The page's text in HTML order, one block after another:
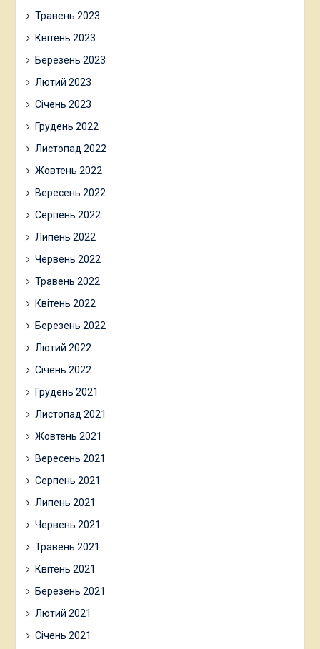
Травень 2023
Квітень 2023
Березень 2023
Лютий 2023
Січень 2023
Грудень 2022
Листопад 2022
Жовтень 2022
Вересень 2022
Серпень 2022
Липень 2022
Червень 2022
Травень 2022
Квітень 2022
Березень 2022
Лютий 2022
Січень 2022
Грудень 2021
Листопад 2021
Жовтень 2021
Вересень 2021
Серпень 2021
Липень 2021
Червень 2021
Травень 2021
Квітень 2021
Березень 2021
Лютий 2021
Січень 2021